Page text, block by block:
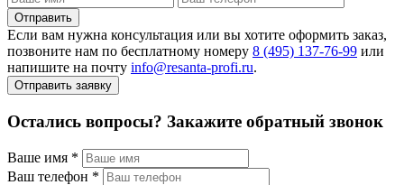
Отправить
Если вам нужна консультация или вы хотите оформить заказ,
позвоните нам по бесплатному номеру 8 (495) 137‑76‑99 или
напишите на почту info@resanta‑profi.ru.
Отправить заявку
Остались вопросы? Закажите обратный звонок
Ваше имя *
Ваш телефон *